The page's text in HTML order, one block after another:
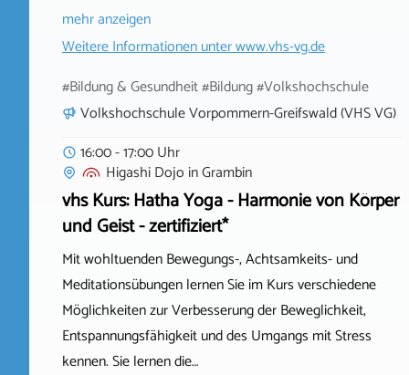
mehr anzeigen
Weitere Informationen unterwww.vhs-vg.de
#Bildung & Gesundheit #Bildung #Volkshochschule
Volkshochschule Vorpommern-Greifswald (VHS VG)
16:00 - 17:00 Uhr
Higashi Dojo inGrambin
vhs Kurs: Hatha Yoga - Harmonie von Körper
und Geist - zertifiziert*
Mit wohltuenden Bewegungs-, Achtsamkeits- und
Meditationsübungen lernen Sie im Kurs verschiedene
Möglichkeiten zur Verbesserung der Beweglichkeit,
Entspannungsfähigkeit und des Umgangs mit Stress
kennen. Sie lernen die…